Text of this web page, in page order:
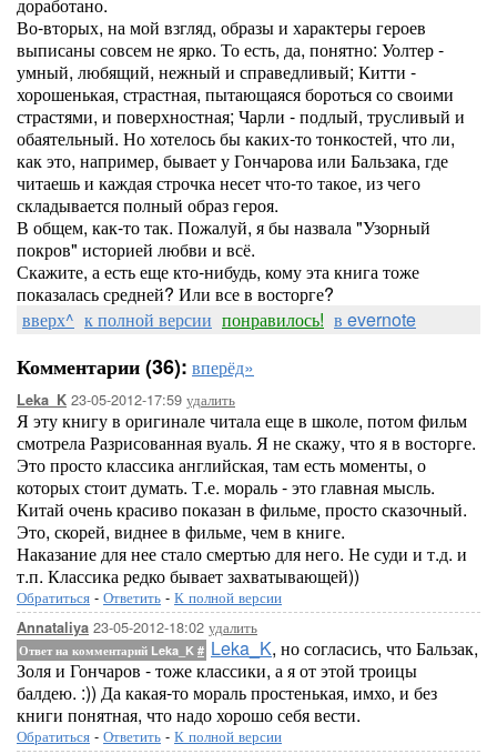
Во-вторых, на мой взгляд, образы и характеры героев
выписаны совсем не ярко. То есть, да, понятно: Уолтер -
умный, любящий, нежный и справедливый; Китти -
хорошенькая, страстная, пытающаяся бороться со своими
страстями, и поверхностная; Чарли - подлый, трусливый и
обаятельный. Но хотелось бы каких-то тонкостей, что ли,
как это, например, бывает у Гончарова или Бальзака, где
читаешь и каждая строчка несет что-то такое, из чего
складывается полный образ героя.
В общем, как-то так. Пожалуй, я бы назвала "Узорный
покров" историей любви и всё.
Скажите, а есть еще кто-нибудь, кому эта книга тоже
показалась средней? Или все в восторге?
вверх^ к полной версии понравилось! в evernote
Комментарии (36): вперёд»
Leka_K 23-05-2012-17:59 удалить
Я эту книгу в оригинале читала еще в школе, потом фильм
смотрела Разрисованная вуаль. Я не скажу, что я в восторге.
Это просто классика английская, там есть моменты, о
которых стоит думать. Т.е. мораль - это главная мысль.
Китай очень красиво показан в фильме, просто сказочный.
Это, скорей, виднее в фильме, чем в книге.
Наказание для нее стало смертью для него. Не суди и т.д. и
т.п. Классика редко бывает захватывающей))
Обратиться - Ответить - К полной версии
Annataliya 23-05-2012-18:02 удалить
Ответ на комментарий Leka_K # Leka_K, но согласись, что Бальзак,
Золя и Гончаров - тоже классики, а я от этой троицы
балдею. :)) Да какая-то мораль простенькая, имхо, и без
книги понятная, что надо хорошо себя вести.
Обратиться - Ответить - К полной версии